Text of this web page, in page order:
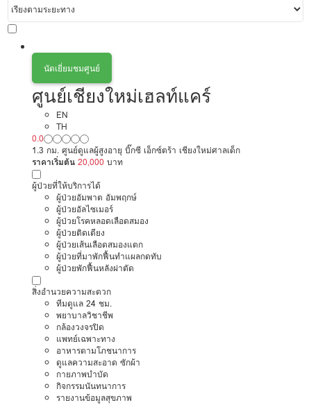
นัดเยี่ยมชมศูนย์
ศูนย์เชียงใหม่เฮลท์แคร์
EN
TH
0.0
1.3 กม. ศูนย์ดูแลผู้สูงอายุ บิ๊กซี เอ็กซ์ตร้า เชียงใหม่ศาลเด็ก
ราคาเริ่มต้น 20,000 บาท
ผู้ป่วยที่ให้บริการได้
ผู้ป่วยอัมพาต อัมพฤกษ์
ผู้ป่วยอัลไซเมอร์
ผู้ป่วยโรคหลอดเลือดสมอง
ผู้ป่วยติดเตียง
ผู้ป่วยเส้นเลือดสมองแตก
ผู้ป่วยที่มาพักฟื้นทำแผลกดทับ
ผู้ป่วยพักฟื้นหลังผ่าตัด
สิ่งอำนวยความสะดวก
ทีมดูแล 24 ชม.
พยาบาลวิชาชีพ
กล้องวงจรปิด
แพทย์เฉพาะทาง
อาหารตามโภชนาการ
ดูแลความสะอาด ซักผ้า
กายภาพบำบัด
กิจกรรมนันทนาการ
รายงานข้อมูลสุขภาพ